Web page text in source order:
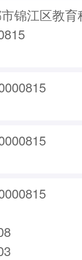
锦江区教